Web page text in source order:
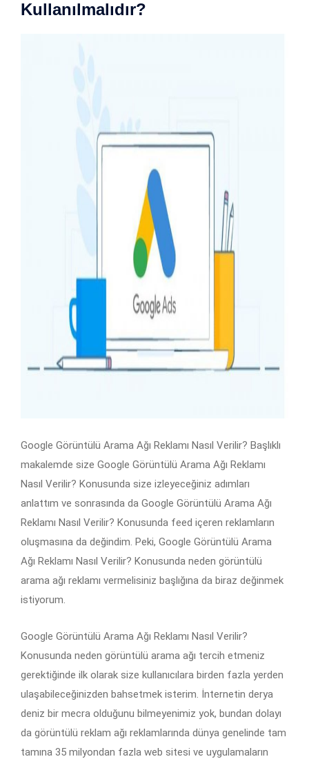
Kullanılmalıdır?
Google Görüntülü Arama Ağı Reklamı Nasıl Verilir? Başlıklı
makalemde size Google Görüntülü Arama Ağı Reklamı
Nasıl Verilir? Konusunda size izleyeceğiniz adımları
anlattım ve sonrasında da Google Görüntülü Arama Ağı
Reklamı Nasıl Verilir? Konusunda feed içeren reklamların
oluşmasına da değindim. Peki, Google Görüntülü Arama
Ağı Reklamı Nasıl Verilir? Konusunda neden görüntülü
arama ağı reklamı vermelisiniz başlığına da biraz değinmek
istiyorum.
Google Görüntülü Arama Ağı Reklamı Nasıl Verilir?
Konusunda neden görüntülü arama ağı tercih etmeniz
gerektiğinde ilk olarak size kullanıcılara birden fazla yerden
ulaşabileceğinizden bahsetmek isterim. İnternetin derya
deniz bir mecra olduğunu bilmeyenimiz yok, bundan dolayı
da görüntülü reklam ağı reklamlarında dünya genelinde tam
tamına 35 milyondan fazla web sitesi ve uygulamaların